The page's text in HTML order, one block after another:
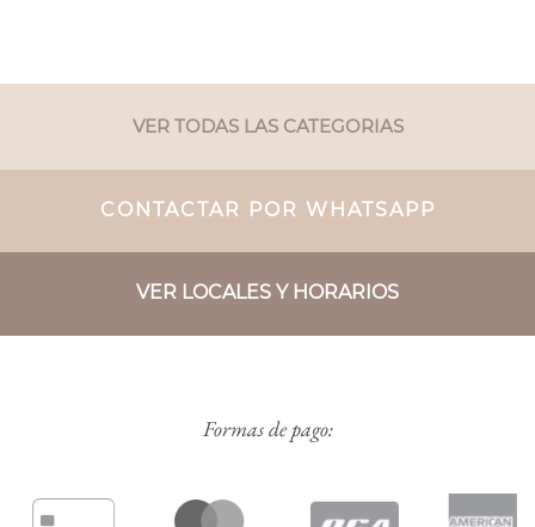
VER TODAS LAS CATEGORIAS
CONTACTAR POR WHATSAPP
VER LOCALES Y HORARIOS
Formas de pago: